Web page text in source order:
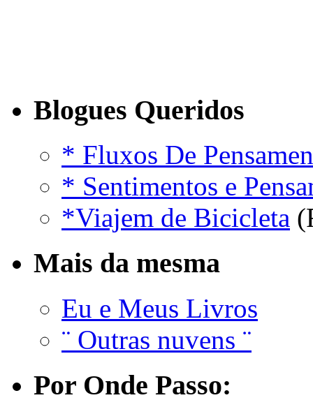
Blogues Queridos
* Fluxos De
* Sentimentos e
*Viajem de Bicicleta
Mais da mesma
Eu e Meus Livros
¨ Outras nuvens ¨
Por Onde Passo: